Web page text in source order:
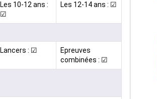
Les 10-12 ans :
☑
Les 12-14 ans : ☑
Lancers : ☑
Epreuves
combinées : ☑